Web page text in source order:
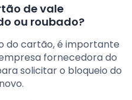
de vale
ou roubado?
do cartão, é importante
fornecedora do
solicitar o bloqueio do